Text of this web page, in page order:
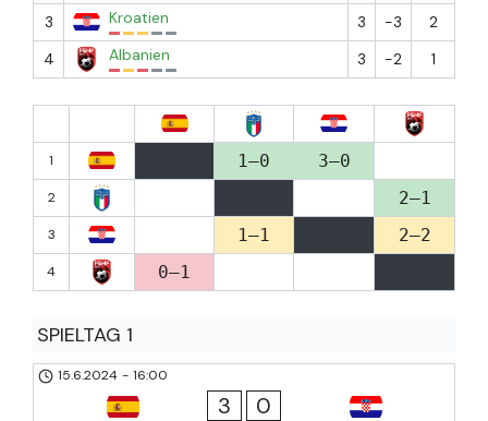
3
Kroatien 3 -3
2
4
Albanien 3 -2 1
1 1–0 3–0
2 2–1
3 1–1 2–2
4 0–1
SPIELTAG 1
15.6.2024 - 16:00
3 0